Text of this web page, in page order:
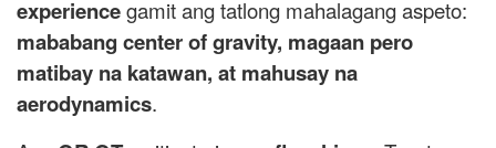
experiencegamit ang tatlong mahalagang aspeto:
mababang center of gravity, magaan pero
matibay na katawan, at mahusay na
aerodynamics.